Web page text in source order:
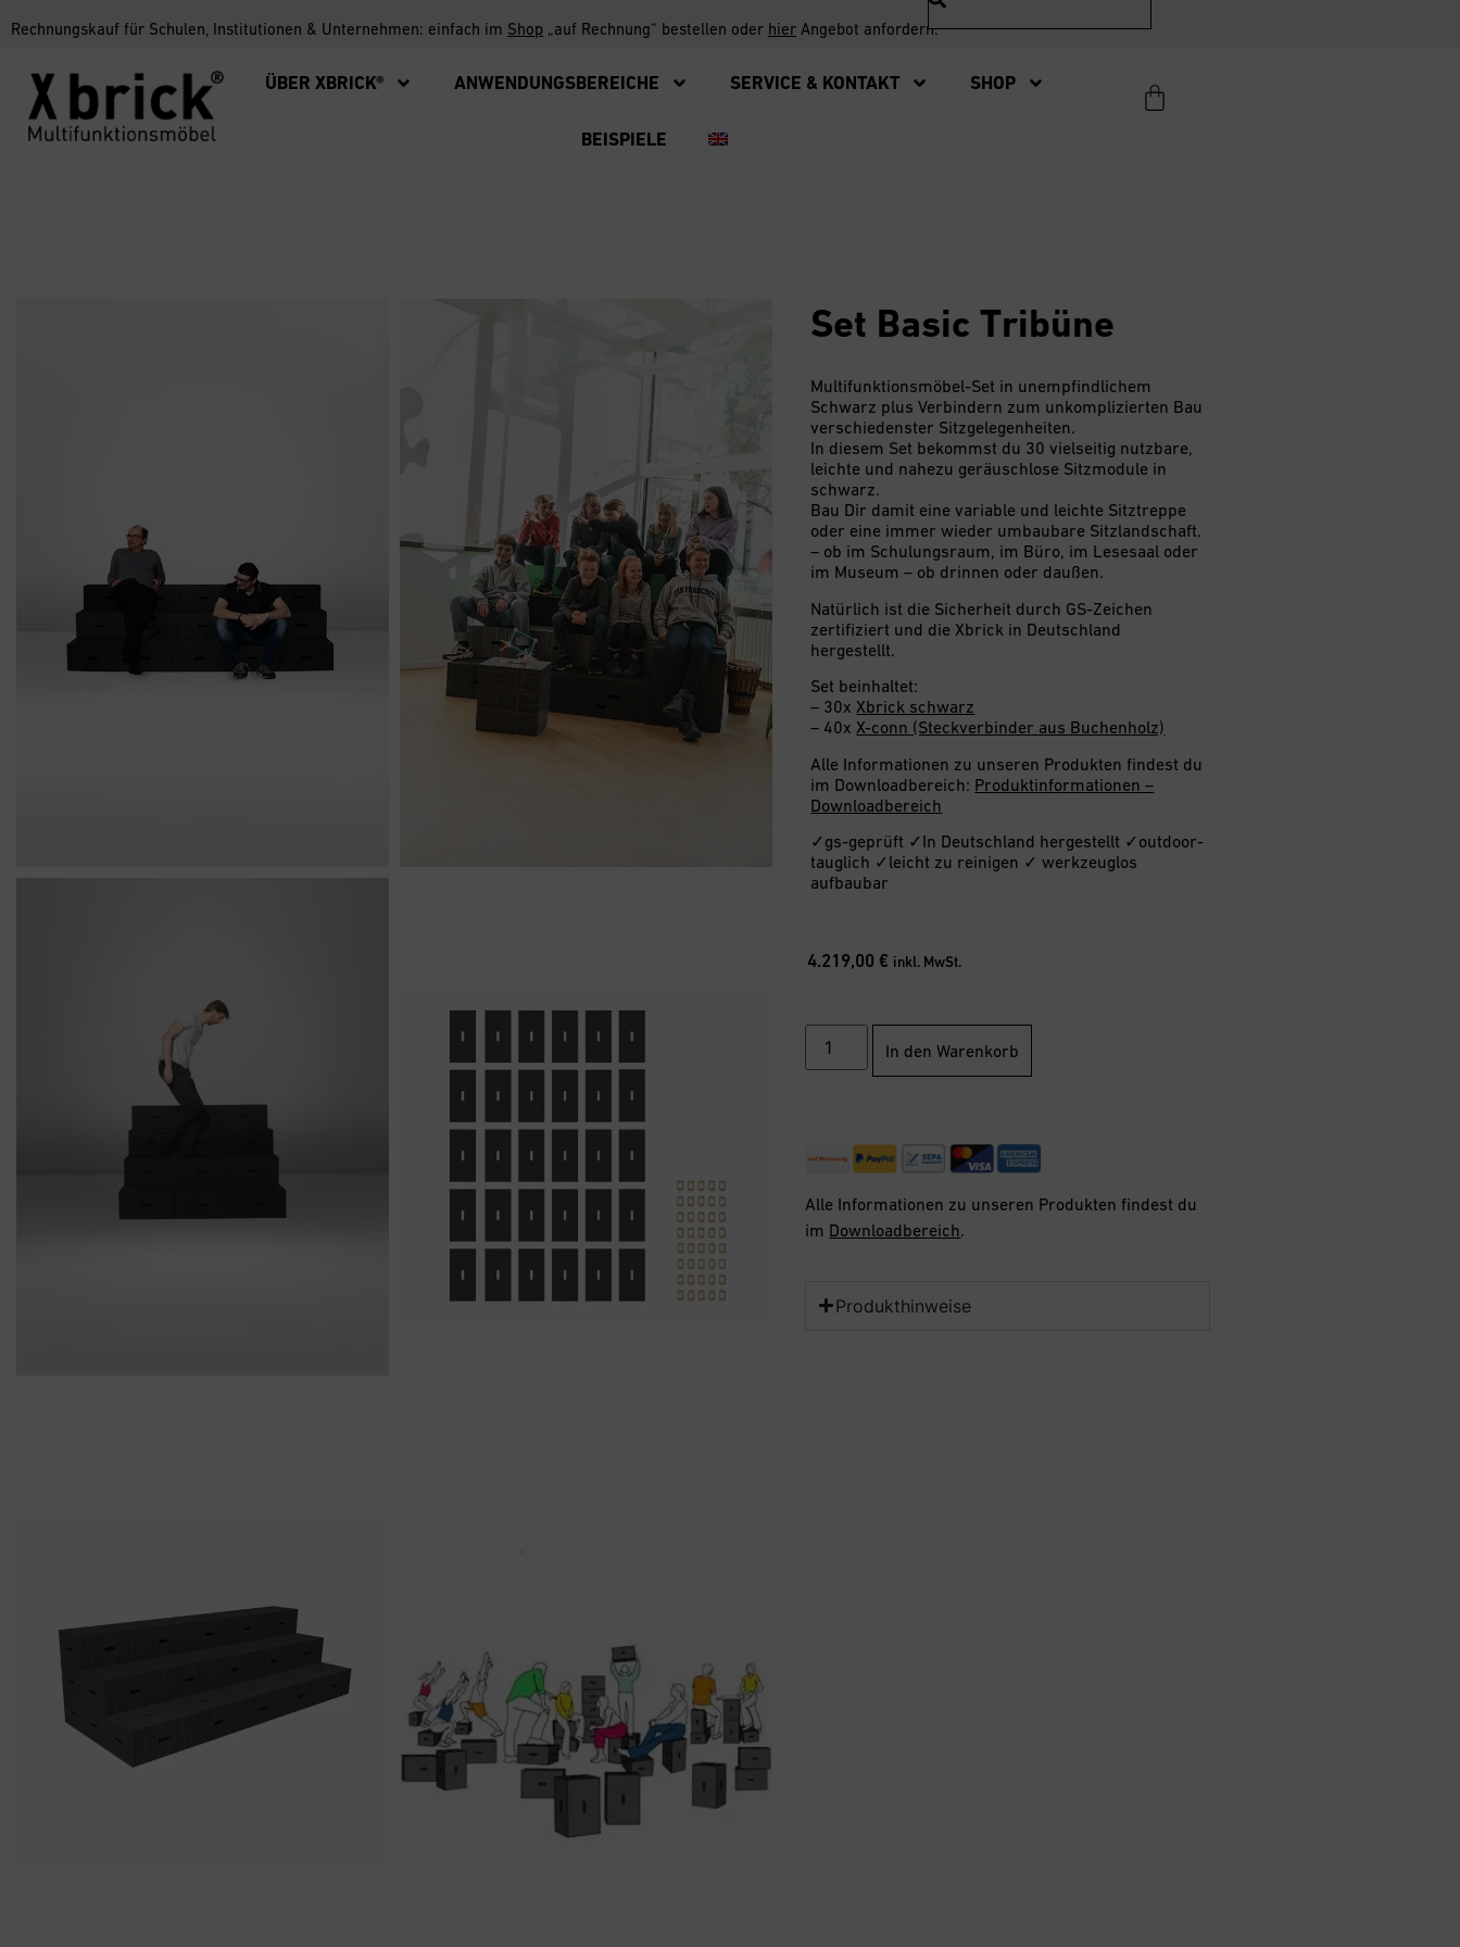
Rechnungskauf für Schulen, Institutionen & Unternehmen: einfach im Shop „auf Rechnung“ bestellen oder hier Angebot anfordern.
ÜBER XBRICK® ANWENDUNGSBEREICHE SERVICE & KONTAKT SHOP
BEISPIELE
Set Basic Tribüne
Multifunktionsmöbel-Set in unempfindlichem
Schwarz plus Verbindern zum unkomplizierten Bau
verschiedenster Sitzgelegenheiten.
In diesem Set bekommst du 30 vielseitig nutzbare,
leichte und nahezu geräuschlose Sitzmodule in
schwarz.
Bau Dir damit eine variable und leichte Sitztreppe
oder eine immer wieder umbaubare Sitzlandschaft.
– ob im Schulungsraum, im Büro, im Lesesaal oder
im Museum – ob drinnen oder daußen.
Natürlich ist die Sicherheit durch GS-Zeichen
zertifiziert und die Xbrick in Deutschland
hergestellt.
Set beinhaltet:
– 30x Xbrick schwarz
– 40x X-conn (Steckverbinder aus Buchenholz)
Alle Informationen zu unseren Produkten findest du
im Downloadbereich: Produktinformationen –
Downloadbereich
✓gs-geprüft ✓In Deutschland hergestellt ✓outdoor-
tauglich ✓leicht zu reinigen ✓ werkzeuglos
aufbaubar
4.219,00€ inkl. MwSt.
In den Warenkorb
Alle Informationen zu unseren Produkten findest du
im Downloadbereich.
Produkthinweise